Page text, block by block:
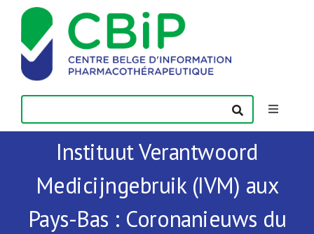
Passer
contenu
Toggle
Actualités
Publications
Instituut Verantwoord
Medicijngebruik (IVM) aux
Pays-Bas : Coronanieuws du